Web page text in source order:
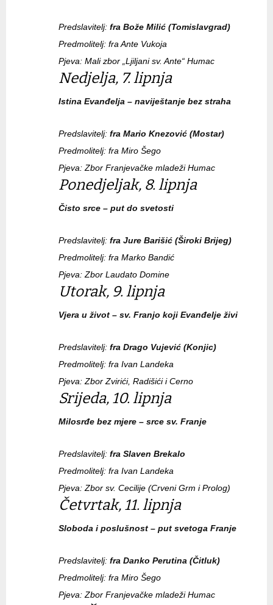
Predslavitelj: fra Bože Milić (Tomislavgrad)
Predmolitelj: fra Ante Vukoja
Pjeva: Mali zbor „Ljiljani sv. Ante“ Humac
Nedjelja, 7. lipnja
Istina Evanđelja – naviještanje bez straha
Predslavitelj: fra Mario Knezović (Mostar)
Predmolitelj: fra Miro Šego
Pjeva: Zbor Franjevačke mladeži Humac
Ponedjeljak, 8. lipnja
Čisto srce – put do svetosti
Predslavitelj: fra Jure Barišić (Široki Brijeg)
Predmolitelj: fra Marko Bandić
Pjeva: Zbor Laudato Domine
Utorak, 9. lipnja
Vjera u život – sv. Franjo koji Evanđelje živi
Predslavitelj: fra Drago Vujević (Konjic)
Predmolitelj: fra Ivan Landeka
Pjeva: Zbor Zvirići, Radišići i Cerno
Srijeda, 10. lipnja
Milosrđe bez mjere – srce sv. Franje
Predslavitelj: fra Slaven Brekalo
Predmolitelj: fra Ivan Landeka
Pjeva: Zbor sv. Cecilije (Crveni Grm i Prolog)
Četvrtak, 11. lipnja
Sloboda i poslušnost – put svetoga Franje
Predslavitelj: fra Danko Perutina (Čitluk)
Predmolitelj: fra Miro Šego
Pjeva: Zbor Franjevačke mladeži Humac